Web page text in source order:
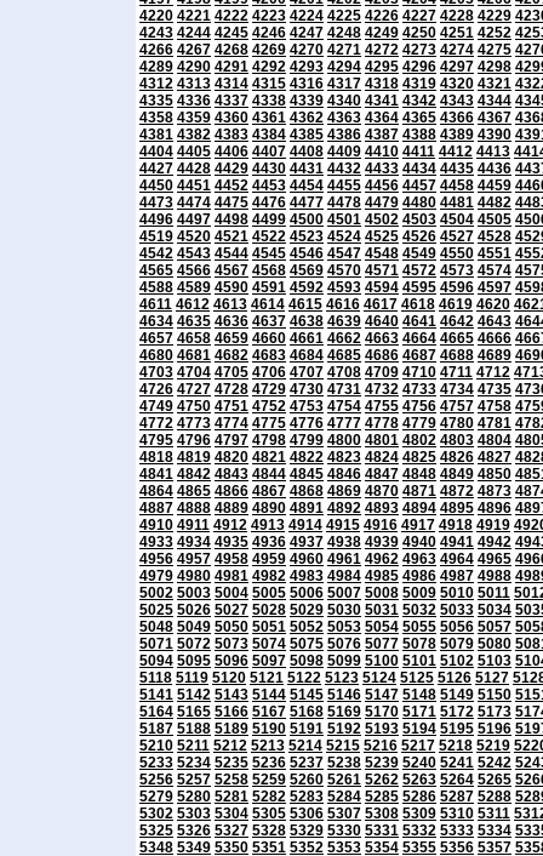
4220 4221 4222 4223 4224 4225 4226 4227 4228 4229
4243 4244 4245 4246 4247 4248 4249 4250 4251 4252
4266 4267 4268 4269 4270 4271 4272 4273 4274 4275
4289 4290 4291 4292 4293 4294 4295 4296 4297 4298
4312 4313 4314 4315 4316 4317 4318 4319 4320 4321
4335 4336 4337 4338 4339 4340 4341 4342 4343 4344
4358 4359 4360 4361 4362 4363 4364 4365 4366 4367
4381 4382 4383 4384 4385 4386 4387 4388 4389 4390
4404 4405 4406 4407 4408 4409 4410 4411 4412 4413
4427 4428 4429 4430 4431 4432 4433 4434 4435 4436
4450 4451 4452 4453 4454 4455 4456 4457 4458 4459
4473 4474 4475 4476 4477 4478 4479 4480 4481 4482
4496 4497 4498 4499 4500 4501 4502 4503 4504 4505
4519 4520 4521 4522 4523 4524 4525 4526 4527 4528
4542 4543 4544 4545 4546 4547 4548 4549 4550 4551
4565 4566 4567 4568 4569 4570 4571 4572 4573 4574
4588 4589 4590 4591 4592 4593 4594 4595 4596 4597
4611 4612 4613 4614 4615 4616 4617 4618 4619 4620
4634 4635 4636 4637 4638 4639 4640 4641 4642 4643
4657 4658 4659 4660 4661 4662 4663 4664 4665 4666
4680 4681 4682 4683 4684 4685 4686 4687 4688 4689
4703 4704 4705 4706 4707 4708 4709 4710 4711 4712
4726 4727 4728 4729 4730 4731 4732 4733 4734 4735
4749 4750 4751 4752 4753 4754 4755 4756 4757 4758
4772 4773 4774 4775 4776 4777 4778 4779 4780 4781
4795 4796 4797 4798 4799 4800 4801 4802 4803 4804
4818 4819 4820 4821 4822 4823 4824 4825 4826 4827
4841 4842 4843 4844 4845 4846 4847 4848 4849 4850
4864 4865 4866 4867 4868 4869 4870 4871 4872 4873
4887 4888 4889 4890 4891 4892 4893 4894 4895 4896
4910 4911 4912 4913 4914 4915 4916 4917 4918 4919
4933 4934 4935 4936 4937 4938 4939 4940 4941 4942
4956 4957 4958 4959 4960 4961 4962 4963 4964 4965
4979 4980 4981 4982 4983 4984 4985 4986 4987 4988
5002 5003 5004 5005 5006 5007 5008 5009 5010 5011
5025 5026 5027 5028 5029 5030 5031 5032 5033 5034
5048 5049 5050 5051 5052 5053 5054 5055 5056 5057
5071 5072 5073 5074 5075 5076 5077 5078 5079 5080
5094 5095 5096 5097 5098 5099 5100 5101 5102 5103
5118 5119 5120 5121 5122 5123 5124 5125 5126 5127
5141 5142 5143 5144 5145 5146 5147 5148 5149 5150
5164 5165 5166 5167 5168 5169 5170 5171 5172 5173
5187 5188 5189 5190 5191 5192 5193 5194 5195 5196
5210 5211 5212 5213 5214 5215 5216 5217 5218 5219
5233 5234 5235 5236 5237 5238 5239 5240 5241 5242
5256 5257 5258 5259 5260 5261 5262 5263 5264 5265
5279 5280 5281 5282 5283 5284 5285 5286 5287 5288
5302 5303 5304 5305 5306 5307 5308 5309 5310 5311
5325 5326 5327 5328 5329 5330 5331 5332 5333 5334
5348 5349 5350 5351 5352 5353 5354 5355 5356 5357